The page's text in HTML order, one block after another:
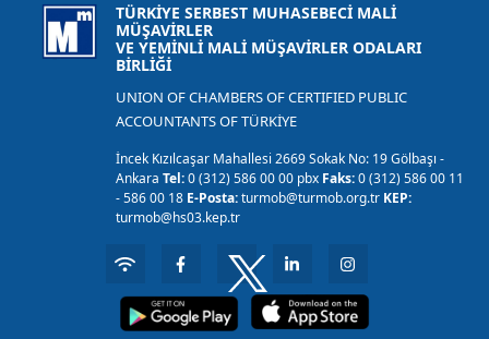
TÜRKİYE SERBEST MUHASEBECİ MALİ
MÜŞAVİRLER
VE YEMİNLİ MALİ MÜŞAVİRLER ODALARI
BİRLİĞİ
UNION OF CHAMBERS OF CERTIFIED PUBLIC
ACCOUNTANTS OF TÜRKİYE
İncek Kızılcaşar Mahallesi 2669 Sokak No: 19 Gölbaşı -
AnkaraTel:0 (312) 586 00 00 pbx Faks:0 (312) 586 00 11
- 586 00 18 E-Posta:turmob@turmob.org.tr KEP:
turmob@hs03.kep.tr